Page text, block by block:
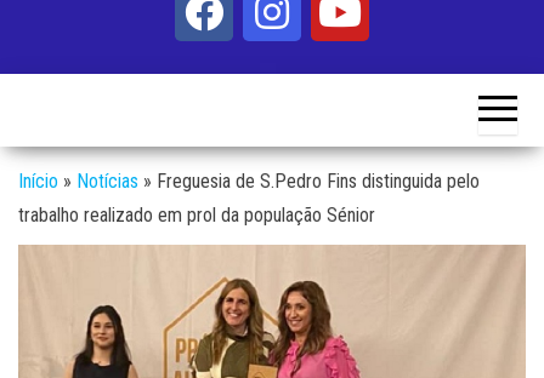
Início » Notícias » Freguesia de S.Pedro Fins distinguida pelo
trabalho realizado em prol da população Sénior